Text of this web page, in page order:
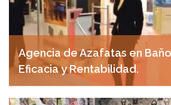
Agencia de Azafatas en
Eficacia y Rentabilidad.
abril 29, 2025